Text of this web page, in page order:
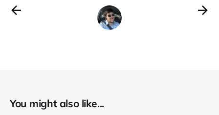
You might also like...